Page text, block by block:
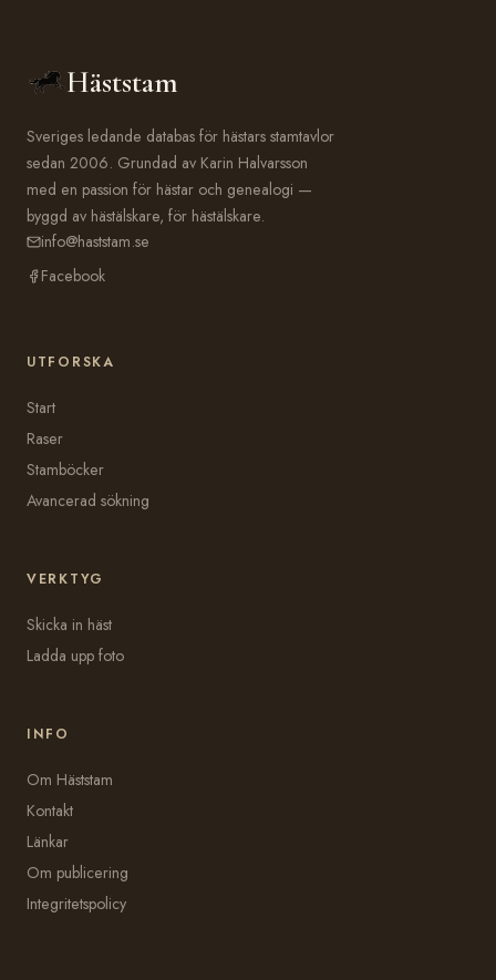
Häststam
Sveriges ledande databas för hästars stamtavlor
sedan 2006. Grundad av Karin Halvarsson
med en passion för hästar och genealogi —
byggd av hästälskare, för hästälskare.
info@haststam.se
Facebook
UTFORSKA
Start
Raser
Stamböcker
Avancerad sökning
VERKTYG
Skicka in häst
Ladda upp foto
INFO
Om Häststam
Kontakt
Länkar
Om publicering
Integritetspolicy